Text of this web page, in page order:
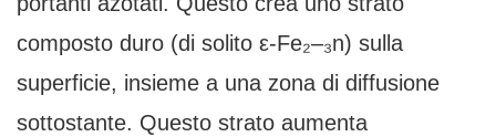
composto duro (di solito ε-Fe₂–₃n) sulla
superficie, insieme a una zona di diffusione
sottostante. Questo strato aumenta